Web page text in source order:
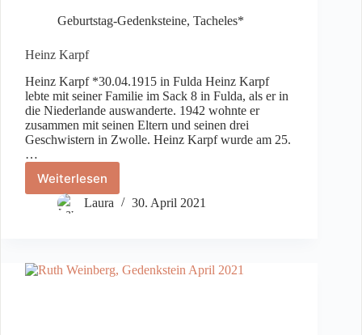
Geburtstag-Gedenksteine, Tacheles*
Heinz Karpf
Heinz Karpf *30.04.1915 in Fulda Heinz Karpf
lebte mit seiner Familie im Sack 8 in Fulda, als er in
die Niederlande auswanderte. 1942 wohnte er
zusammen mit seinen Eltern und seinen drei
Geschwistern in Zwolle. Heinz Karpf wurde am 25.
…
Weiterlesen
Heinz
Karpf
Laura 30. April 2021